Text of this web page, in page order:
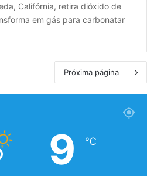
Califórnia, retira dióxido de
em gás para carbonatar
Próxima página
9 ℃